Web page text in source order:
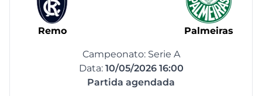
Remo Palmeiras
Campeonato: Serie A
Data: 10/05/2026 16:00
Partida agendada